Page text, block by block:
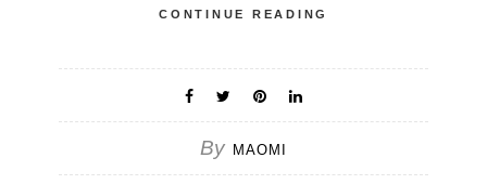
CONTINUE READING
By MAOMI